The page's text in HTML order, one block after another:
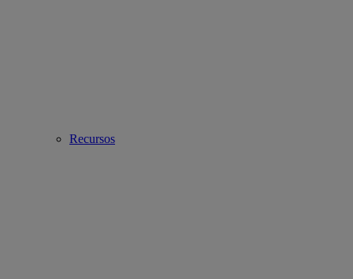
Recursos